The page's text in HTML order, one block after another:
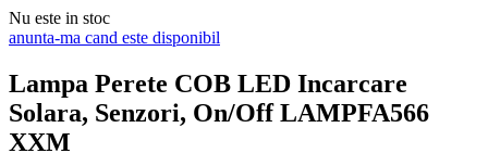
Nu este in stoc
anunta-ma cand este disponibil
Lampa Perete COB LED Incarcare
Solara, Senzori, On/Off LAMPFA566
XXM